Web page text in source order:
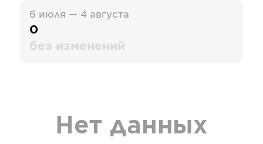
6 июля — 4 августа
0
без изменений
Нет данных